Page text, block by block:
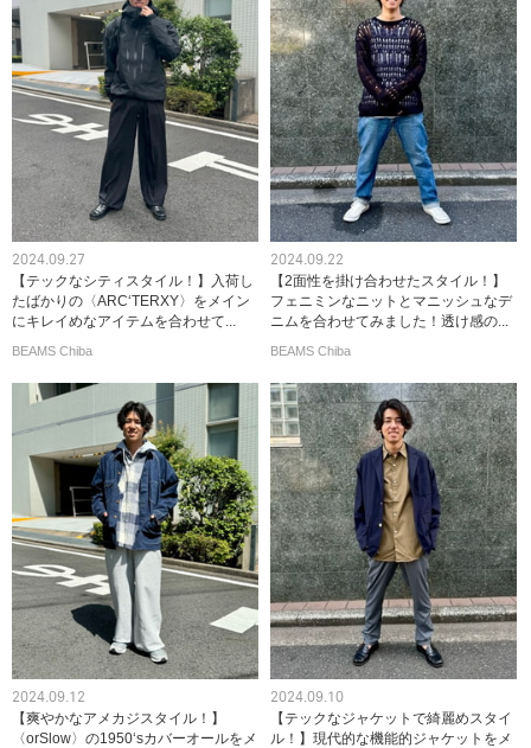
2024.09.27
【テックなシティスタイル！】入荷し
たばかりの〈ARC‘TERXY〉をメイン
にキレイめなアイテムを合わせて...
BEAMS Chiba
2024.09.22
【2面性を掛け合わせたスタイル！】
フェニミンなニットとマニッシュなデ
ニムを合わせてみました！透け感の...
BEAMS Chiba
2024.09.12
【爽やかなアメカジスタイル！】
〈orSlow〉の1950‘sカバーオールをメ
2024.09.10
【テックなジャケットで綺麗めスタイ
ル！】現代的な機能的ジャケットをメ